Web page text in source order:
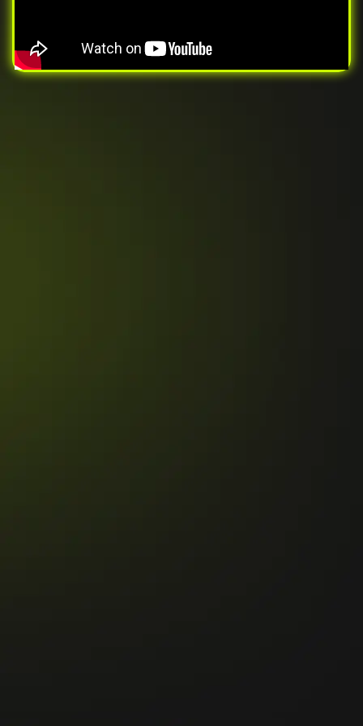
eternamente grato ao time
Guruja.